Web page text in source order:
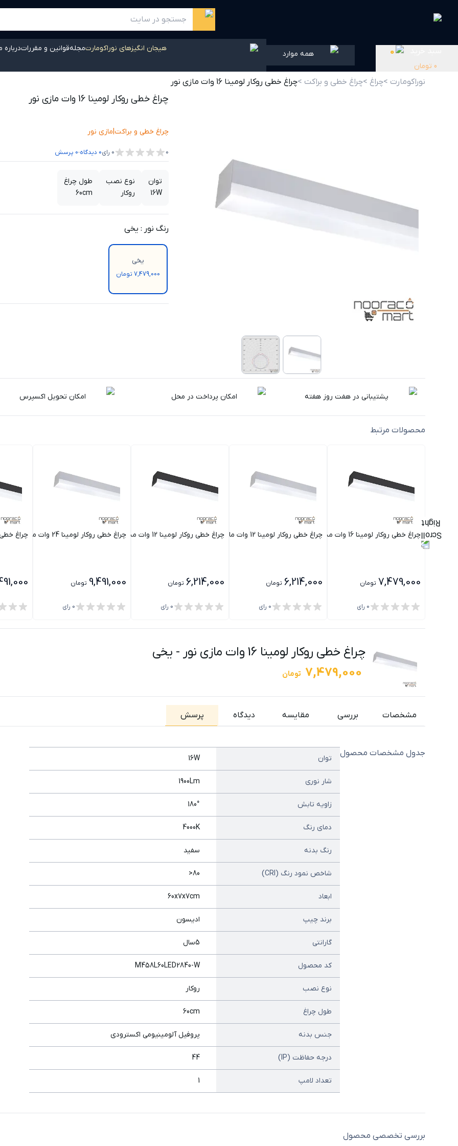
همه موارد
0 تومان
0 هیجان انگیزهای نوراکومارتمجلهقوانین و مقرراتدرباره
نوراکومارت >چراغ >چراغ خطی و براکت >چراغ خطی روکار لومینا 16 وات مازی نور
چراغ خطی روکار لومینا 16 وات مازی نور
چراغ خطی و براکت|مازی نور
0
0 رای0 دیدگاه،0 پرسش
توان
16W
نوع نصب
روكار
طول چراغ
60cm
رنگ نور : یخی
یخی
7,479,000 تومان
پشتیبانی در هفت روز هفته امکان پرداخت در محل امکان تحویل اکسپرس
محصولات مرتبط
چراغ خطی روکار لومینا 16 وات مشکی مازی نور
7,479,000 تومان
0 رای
چراغ خطی روکار لومینا 12 وات مازی نور
6,214,000 تومان
0 رای
چراغ خطی روکار لومینا 12 وات مشکی مازی نور
6,214,000 تومان
0 رای
چراغ خطی روکار لومینا 24 وات مازی نور
9,491,000 تومان
0 رای
چراغ خطی روکار
چراغ خطی روکار لومینا 16 وات مازی نور - یخی
7,479,000 تومان
مشخصات بررسی مقایسه دیدگاه پرسش
جدول مشخصات محصول
توان 16W
شار نوری 1900Lm
زاویه تابش 180°
دمای رنگ 4000K
رنگ بدنه سفید
شاخص نمود رنگ (CRI) 80<
ابعاد 60x7x7cm
برند چیپ ادیسون
گارانتی 5سال
کد محصول M458L60LED2840-W
نوع نصب روكار
طول چراغ 60cm
جنس بدنه پروفیل آلومینیومي اكسترودی
درجه حفاظت (IP) 44
تعداد لامپ 1
بررسی تخصصی محصول